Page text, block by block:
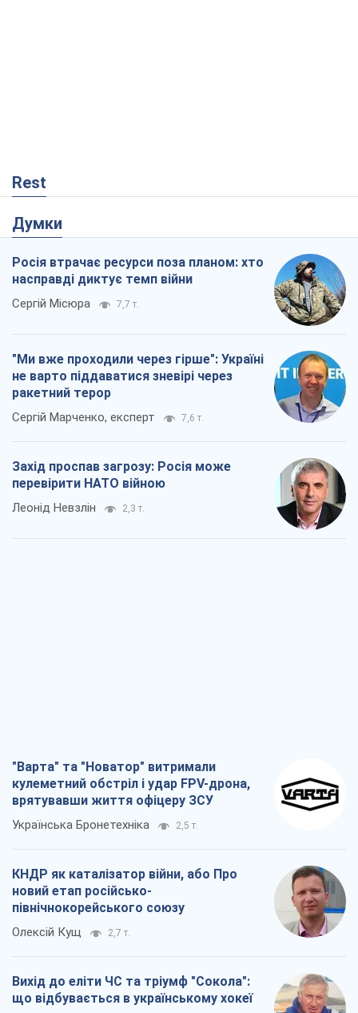
Rest
Думки
Росія втрачає ресурси поза планом: хто
насправді диктує темп війни
Сергій Місюра 7,7 т.
"Ми вже проходили через гірше": Україні
не варто піддаватися зневірі через
ракетний терор
Сергій Марченко, експерт 7,6 т.
Захід проспав загрозу: Росія може
перевірити НАТО війною
Леонід Невзлін 2,3 т.
"Варта" та "Новатор" витримали
кулеметний обстріл і удар FPV-дрона,
врятувавши життя офіцеру ЗСУ
Українська Бронетехніка 2,5 т.
КНДР як каталізатор війни, або Про
новий етап російсько-
північнокорейського союзу
Олексій Кущ 2,7 т.
Вихід до еліти ЧС та тріумф "Сокола":
що відбувається в українському хокеї